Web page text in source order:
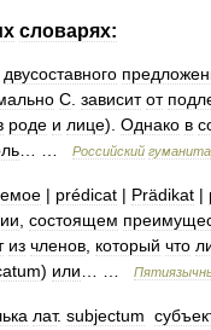
словарях:
двусоставного
С зависит от
роде и лице). Однако в
Российский
| prédicat | Prädikat |
состоящем
из членов который что
) или
лат. subjectum